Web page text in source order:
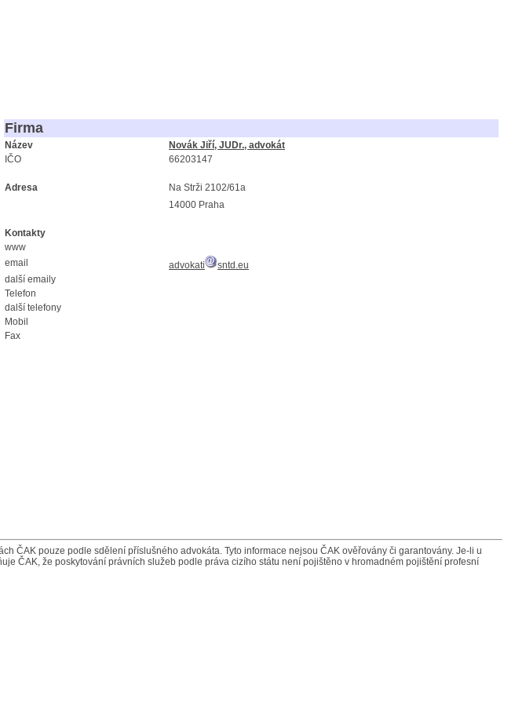
Firma
Název
Novák Jiří, JUDr., advokát
IČO
66203147
Adresa
Na Strži 2102/61a
14000 Praha
Kontakty
www
email
advokati
sntd.eu
další emaily
Telefon
další telefony
Mobil
Fax
ČAK pouze podle sdělení příslušného advokáta. Tyto informace nejsou ČAK ověřovány či garantovány. Je-li u
ČAK, že poskytování právních služeb podle práva cizího státu není pojištěno v hromadném pojištění profesní